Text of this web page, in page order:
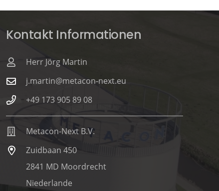
Kontakt Informationen
Herr Jörg Martin
j.martin@metacon-next.eu
+49 173 905 89 08
Metacon-Next B.V.
Zuidbaan 450
2841 MD Moordrecht
Niederlande